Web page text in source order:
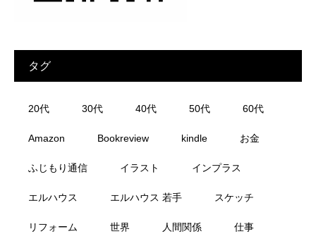
タグ
20代 30代 40代 50代 60代
Amazon Bookreview kindle お金
ふじもり通信 イラスト インプラス
エルハウス エルハウス 若手 スケッチ
リフォーム 世界 人間関係 仕事